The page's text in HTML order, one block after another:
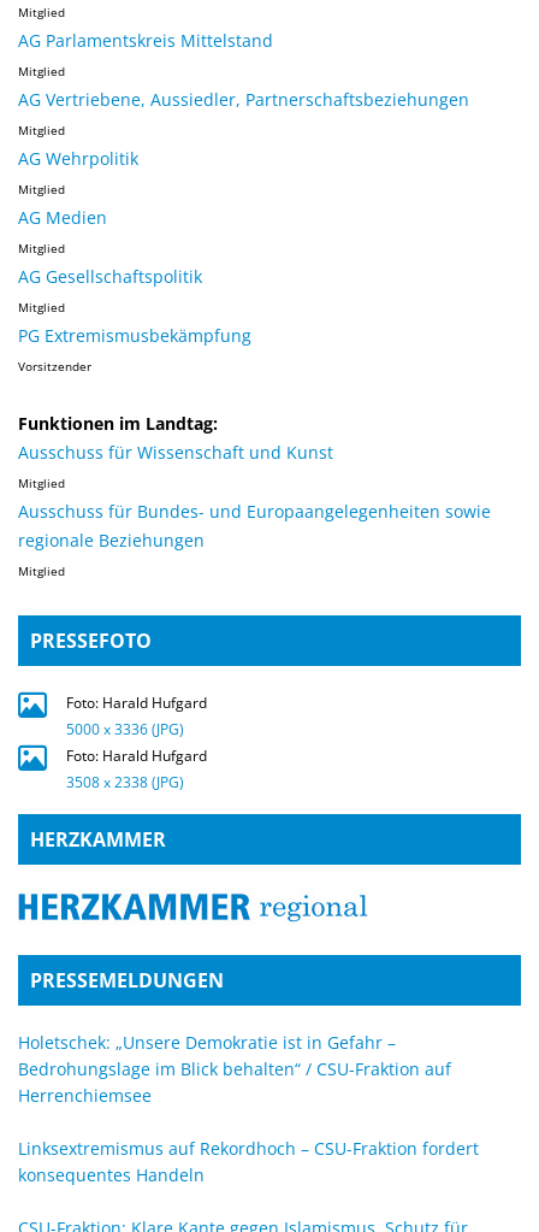
Mitglied
AG Parlamentskreis Mittelstand
Mitglied
AG Vertriebene, Aussiedler, Partnerschaftsbeziehungen
Mitglied
AG Wehrpolitik
Mitglied
AG Medien
Mitglied
AG Gesellschaftspolitik
Mitglied
PG Extremismusbekämpfung
Vorsitzender
Funktionen im Landtag:
Ausschuss für Wissenschaft und Kunst
Mitglied
Ausschuss für Bundes- und Europaangelegenheiten sowie
regionale Beziehungen
Mitglied
PRESSEFOTO
Foto: Harald Hufgard
5000 x 3336 (JPG)
Foto: Harald Hufgard
3508 x 2338 (JPG)
HERZKAMMER
PRESSEMELDUNGEN
Holetschek: „Unsere Demokratie ist in Gefahr –
Bedrohungslage im Blick behalten“ / CSU-Fraktion auf
Herrenchiemsee
Linksextremismus auf Rekordhoch – CSU-Fraktion fordert
konsequentes Handeln